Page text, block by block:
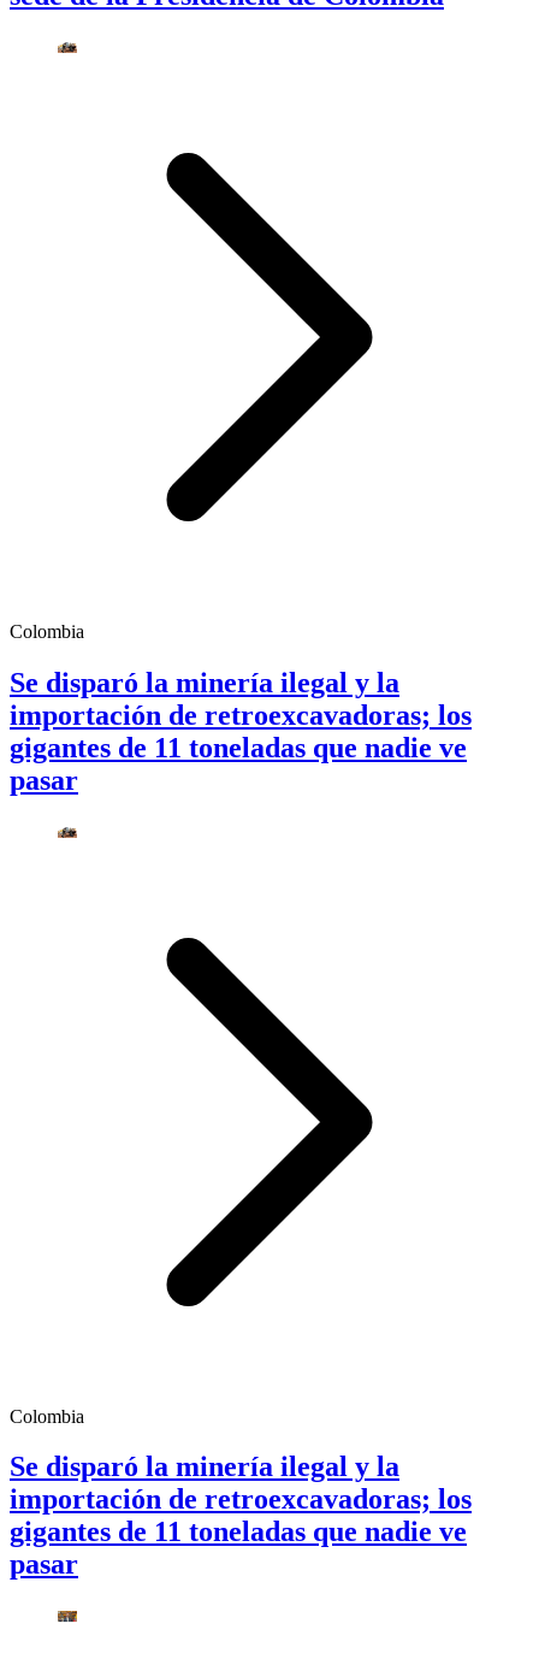
Colombia
Se disparó la minería ilegal y la
importación de retroexcavadoras; los
gigantes de 11 toneladas que nadie ve
pasar
Colombia
Se disparó la minería ilegal y la
importación de retroexcavadoras; los
gigantes de 11 toneladas que nadie ve
pasar